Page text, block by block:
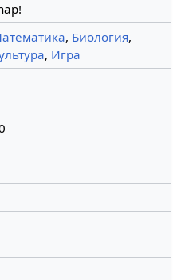
, Биология,
, Игра